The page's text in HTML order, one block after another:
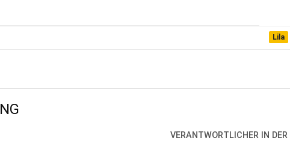
Lila
VERANTWORT­LICHER IN DER